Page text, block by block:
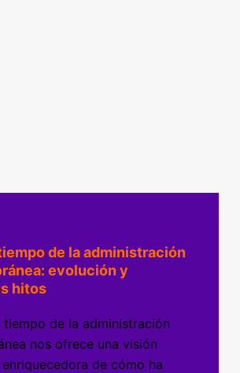
de la administración
evolución y
hitos
tiempo de la administración
nos ofrece una visión
de cómo ha